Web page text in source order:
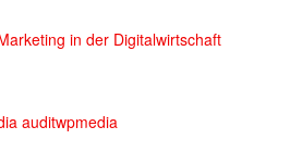
in der Digitalwirtschaft
auditwpmedia